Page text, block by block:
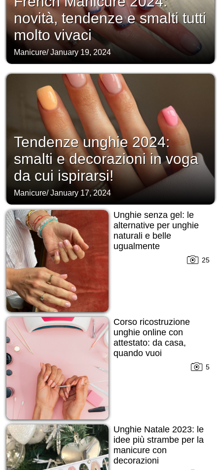
novità, tendenze e smalti tutti
molto vivaci
Manicure/January 19, 2024
Tendenze unghie 2024:
smalti e decorazioni in voga
da cui ispirarsi!
Manicure/January 17, 2024
Unghie senza gel: le
alternative per unghie
naturali e belle
ugualmente
25
Corso ricostruzione
unghie online con
attestato: da casa,
quando vuoi
5
Unghie Natale 2023: le
idee più strambe per la
manicure con
decorazioni